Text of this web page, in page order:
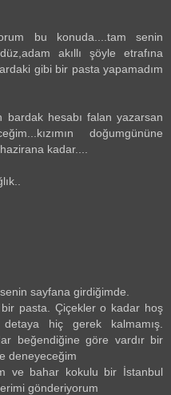
bu konuda....tam senin
akıllı şöyle etrafına
gibi bir pasta yapamadım
hesabı falan yazarsan
doğumgününe
kadar....
sayfana girdiğimde.
pasta. Çiçekler o kadar hoş
hiç gerek kalmamış.
beğendiğine göre vardır bir
deneyeceğim
ve bahar kokulu bir İstanbul
gönderiyorum